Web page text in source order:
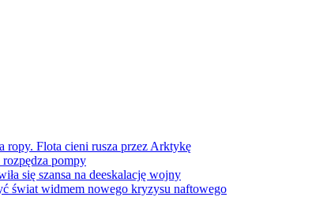
ropy. Flota cieni rusza przez Arktykę
pompy
się szansa na deeskalację wojny
świat widmem nowego kryzysu naftowego